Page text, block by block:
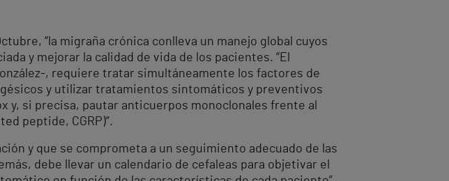
“la migraña crónica conlleva un manejo global cuyos
y mejorar la calidad de vida de los pacientes. “El
, requiere tratar simultáneamente los factores de
y utilizar tratamientos sintomáticos y preventivos
y, si precisa, pautar anticuerpos monoclonales frente al
peptide, CGRP)”.
y que se comprometa a un seguimiento adecuado de las
debe llevar un calendario de cefaleas para objetivar el